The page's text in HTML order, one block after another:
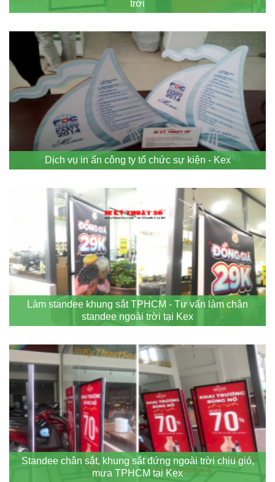
trời
Dịch vụ in ấn công ty tổ chức sự kiện - Kex
Làm standee khung sắt TPHCM - Tư vấn làm chân
standee ngoài trời tại Kex
Standee chân sắt, khung sắt đứng ngoài trời chịu gió,
mưa TPHCM tại Kex